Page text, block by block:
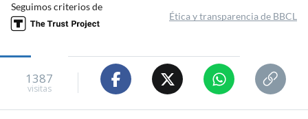
Seguimos criterios de
Ética y transparencia de BBCL
1387
visitas